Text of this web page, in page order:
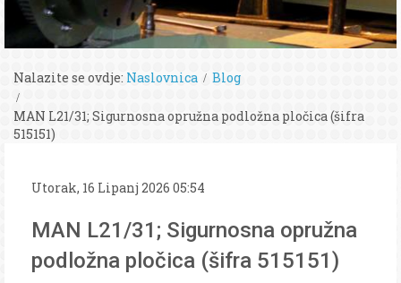
Nalazite se ovdje: Naslovnica Blog
MAN L21/31; Sigurnosna opružna podložna pločica (šifra
515151)
Utorak, 16 Lipanj 2026 05:54
MAN L21/31; Sigurnosna opružna
podložna pločica (šifra 515151)